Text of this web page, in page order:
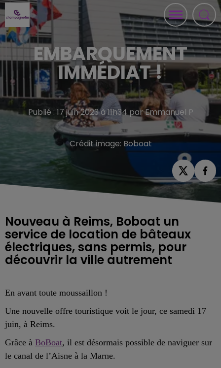
EMBARQUEMENT
IMMÉDIAT !
Publié : 17 juin 2023 à 11h34 par Emmanuel P
Crédit image: Boboat
Nouveau à Reims, Boboat un
service de location de bâteaux
électriques, sans permis, pour
découvrir la ville autrement
En avant toute moussaillon !
Une nouvelle offre touristique voit le jour, ce samedi 17
juin, à Reims.
Grâce à BoBoat, il est désormais possible de naviguer sur
le canal de l’Aisne à la Marne.